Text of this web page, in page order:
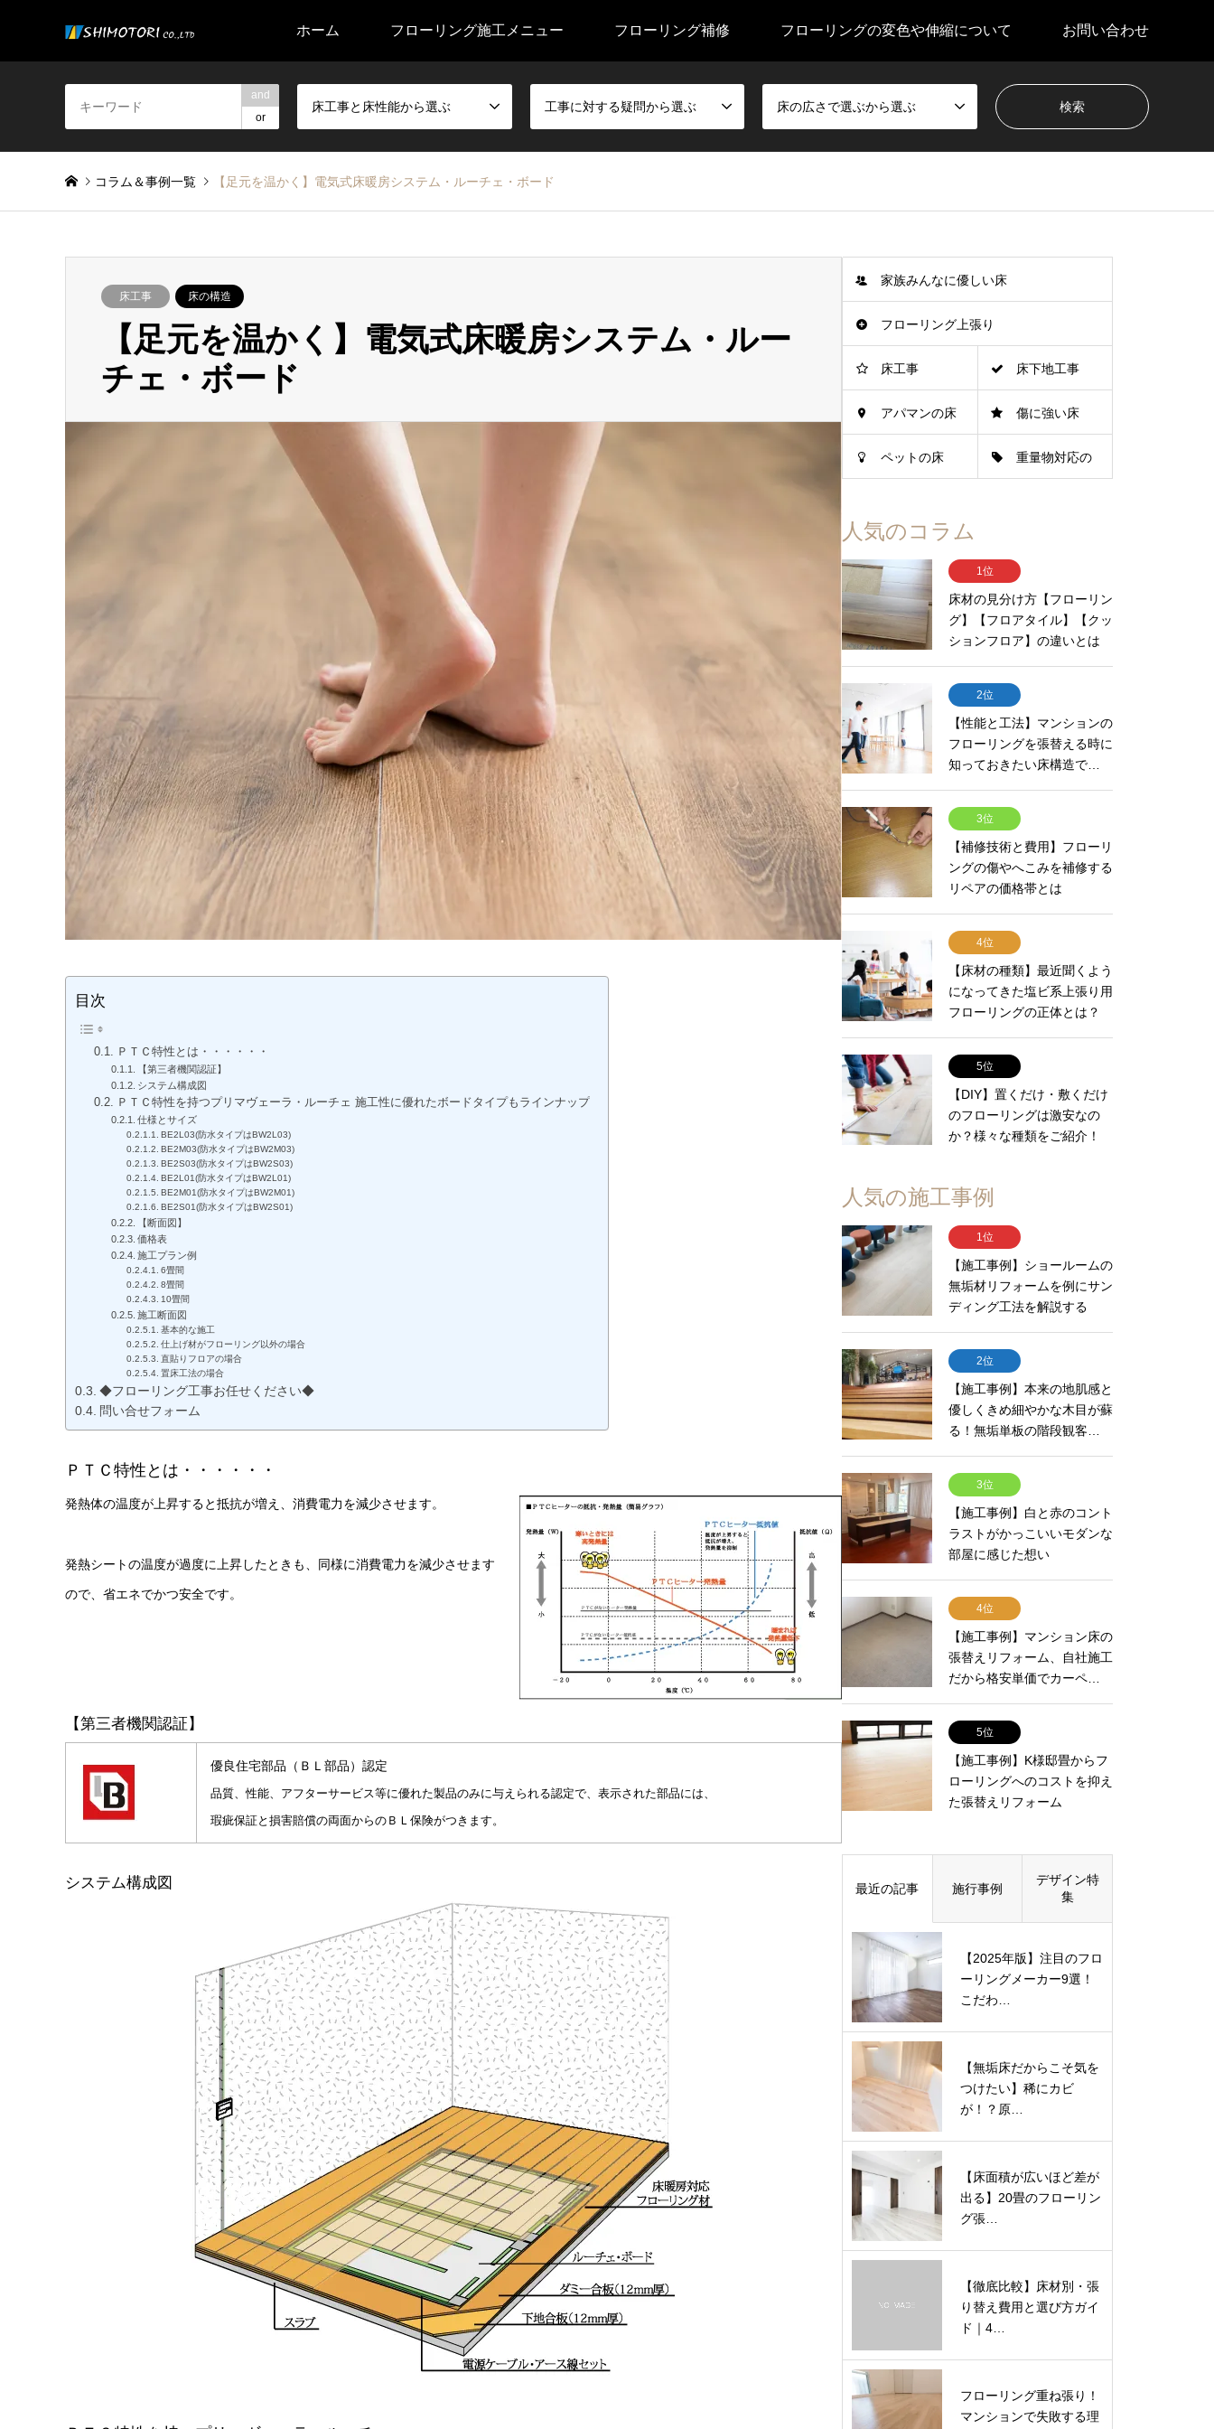
ホーム フローリング施工メニュー フローリング補修 フローリングの変色や伸縮について お問い合わせ
and
or
床工事と床性能から選ぶ 工事に対する疑問から選ぶ 床の広さで選ぶから選ぶ
コラム＆事例一覧 【足元を温かく】電気式床暖房システム・ルーチェ・ボード
床工事 床の構造
【足元を温かく】電気式床暖房システム・ルー
チェ・ボード
目次
ＰＴＣ特性とは・・・・・・
【第三者機関認証】
システム構成図
ＰＴＣ特性を持つプリマヴェーラ・ルーチェ 施工性に優れたボードタイプもラインナップ
仕様とサイズ
BE2L03(防水タイプはBW2L03)
BE2M03(防水タイプはBW2M03)
BE2S03(防水タイプはBW2S03)
BE2L01(防水タイプはBW2L01)
BE2M01(防水タイプはBW2M01)
BE2S01(防水タイプはBW2S01)
【断面図】
価格表
施工プラン例
6畳間
8畳間
10畳間
施工断面図
基本的な施工
仕上げ材がフローリング以外の場合
直貼りフロアの場合
置床工法の場合
◆フローリング工事お任せください◆
問い合せフォーム
ＰＴＣ特性とは・・・・・・
発熱体の温度が上昇すると抵抗が増え、消費電力を減少させます。
発熱シートの温度が過度に上昇したときも、同様に消費電力を減少させます
ので、省エネでかつ安全です。
【第三者機関認証】
優良住宅部品（ＢＬ部品）認定
品質、性能、アフターサービス等に優れた製品のみに与えられる認定で、表示された部品には、
瑕疵保証と損害賠償の両面からのＢＬ保険がつきます。
システム構成図
家族みんなに優しい床
フローリング上張り
床工事 床下地工事
アパマンの床 傷に強い床
ペットの床 重量物対応の
人気のコラム
1位
床材の見分け方【フローリン
グ】【フロアタイル】【クッ
ションフロア】の違いとは
2位
【性能と工法】マンションの
フローリングを張替える時に
知っておきたい床構造で…
3位
【補修技術と費用】フローリ
ングの傷やへこみを補修する
リペアの価格帯とは
4位
【床材の種類】最近聞くよう
になってきた塩ビ系上張り用
フローリングの正体とは？
5位
【DIY】置くだけ・敷くだけ
のフローリングは激安なの
か？様々な種類をご紹介！
人気の施工事例
1位
【施工事例】ショールームの
無垢材リフォームを例にサン
ディング工法を解説する
2位
【施工事例】本来の地肌感と
優しくきめ細やかな木目が蘇
る！無垢単板の階段観客…
3位
【施工事例】白と赤のコント
ラストがかっこいいモダンな
部屋に感じた想い
4位
【施工事例】マンション床の
張替えリフォーム、自社施工
だから格安単価でカーペ…
5位
【施工事例】K様邸畳からフ
ローリングへのコストを抑え
た張替えリフォーム
最近の記事 施行事例
デザイン特
集
【2025年版】注目のフロ
ーリングメーカー9選！
こだわ…
【無垢床だからこそ気を
つけたい】稀にカビ
が！？原…
【床面積が広いほど差が
出る】20畳のフローリン
グ張…
【徹底比較】床材別・張
り替え費用と選び方ガイ
ド｜4…
フローリング重ね張り！
マンションで失敗する理